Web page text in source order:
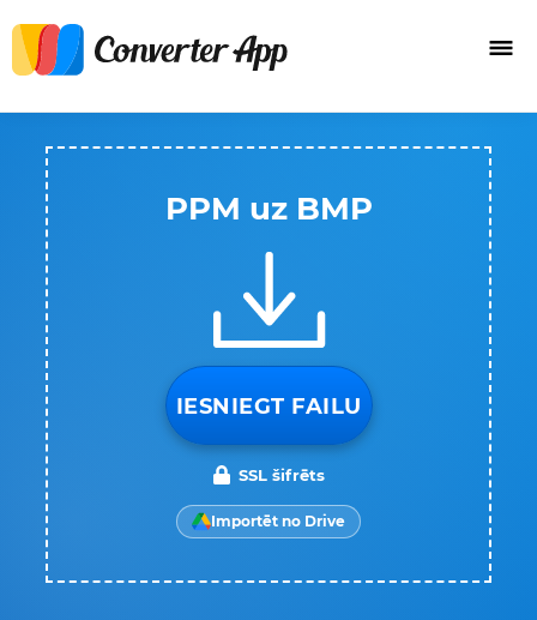
PPM uz BMP
IESNIEGT FAILU
SSL šifrēts
Importēt no Drive